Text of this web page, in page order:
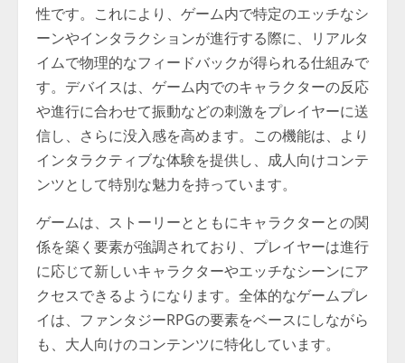
性です。これにより、ゲーム内で特定のエッチなシ
ーンやインタラクションが進行する際に、リアルタ
イムで物理的なフィードバックが得られる仕組みで
す。デバイスは、ゲーム内でのキャラクターの反応
や進行に合わせて振動などの刺激をプレイヤーに送
信し、さらに没入感を高めます。この機能は、より
インタラクティブな体験を提供し、成人向けコンテ
ンツとして特別な魅力を持っています。
ゲームは、ストーリーとともにキャラクターとの関
係を築く要素が強調されており、プレイヤーは進行
に応じて新しいキャラクターやエッチなシーンにア
クセスできるようになります。全体的なゲームプレ
イは、ファンタジーRPGの要素をベースにしながら
も、大人向けのコンテンツに特化しています。